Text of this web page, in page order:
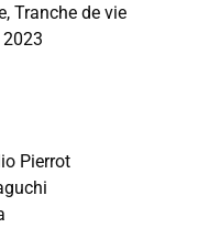
Tranche de vie
Pierrot